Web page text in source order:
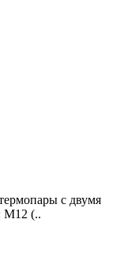
с двумя
М12 (..